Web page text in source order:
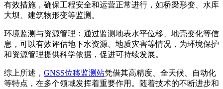
有效措施，确保工程安全和运营正常进行，如桥梁形变、水库
大坝、建筑物形变等监测。
环境监测与资源管理：通过监测地表水平位移、地壳变化等信
息，可以有效评估地下水资源、地质灾害等情况，为环境保护
和资源管理提供科学依据，促进可持续发展。
综上所述， GNSS位移监测站凭借其高精度、全天候、自动化
等特点，在多个领域发挥着重要作用。随着技术的不断进步和